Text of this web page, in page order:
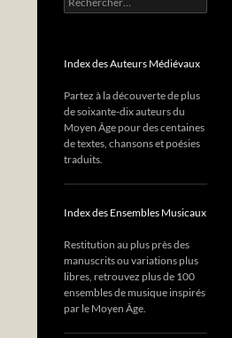
Index des Auteurs Médiévaux
Partez à la découverte de plus
de soixante-dix auteurs du
Moyen Âge pour des centaines
de textes, chansons et poésies
traduits.
Index des Ensembles Musicaux
Restitution au plus près des
manuscrits ou variations plus
libres, retrouvez plus de 100
ensembles de musique inspirés
par le Moyen Âge.